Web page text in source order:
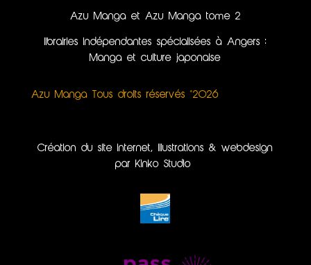
Azu Manga et Azu Manga tome 2
librairies indépendantes spécialisées à Angers :
Manga et culture japonaise
Azu Manga Tous droits réservés ©2026
Création du site internet, illustrations & webdesign
par Kinko Studio